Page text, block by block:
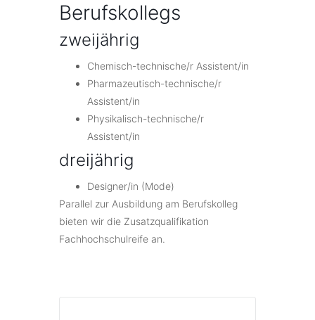
Berufskollegs
zweijährig
Chemisch-technische/r Assistent/in
Pharmazeutisch-technische/r
Assistent/in
Physikalisch-technische/r
Assistent/in
dreijährig
Designer/in (Mode)
Parallel zur Ausbildung am Berufskolleg
bieten wir die Zusatzqualifikation
Fachhochschulreife an.